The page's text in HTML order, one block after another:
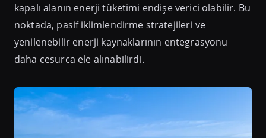
kapalı alanın enerji tüketimi endişe verici olabilir. Bu
noktada, pasif iklimlendirme stratejileri ve
yenilenebilir enerji kaynaklarının entegrasyonu
daha cesurca ele alınabilirdi.